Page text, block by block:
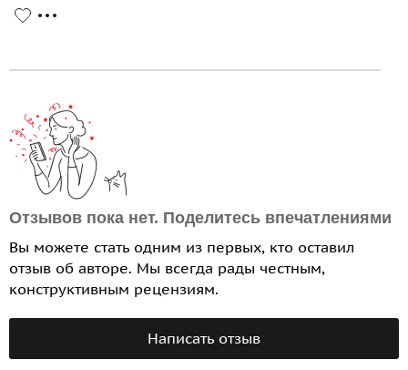
Отзывов пока нет. Поделитесь впечатлениями
Вы можете стать одним из первых, кто оставил
отзыв об авторе. Мы всегда рады честным,
конструктивным рецензиям.
Написать отзыв